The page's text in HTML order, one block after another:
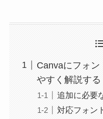
Canvaにフォン
やすく解説する
追加に必要
対応フォン